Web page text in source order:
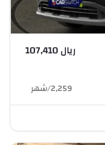
ريال 107,410
2,259
/شهر